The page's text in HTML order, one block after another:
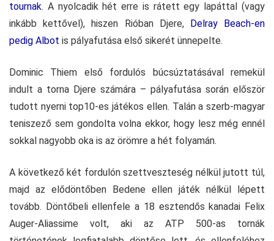
tournak. A nyolcadik hét erre is rátett egy lapáttal (vagy
inkább kettővel), hiszen Rióban Djere, Delray Beach-en
pedig Albot is pályafutása első sikerét ünnepelte.
Dominic Thiem első fordulós búcsúztatásával remekül
indult a torna Djere számára – pályafutása során először
tudott nyerni top10-es játékos ellen. Talán a szerb-magyar
teniszező sem gondolta volna ekkor, hogy lesz még ennél
sokkal nagyobb oka is az örömre a hét folyamán.
A következő két fordulón szettveszteség nélkül jutott túl,
majd az elődöntőben Bedene ellen játék nélkül lépett
tovább. Döntőbeli ellenfele a 18 esztendős kanadai Felix
Auger-Aliassime volt, aki az ATP 500-as tornák